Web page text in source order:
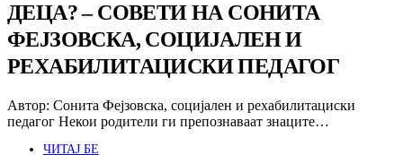
ДЕЦА? – СОВЕТИ НА СОНИТА
ФЕЈЗОВСКА, СОЦИЈАЛЕН И
РЕХАБИЛИТАЦИСКИ ПЕДАГОГ
Автор: Сонита Фејзовска, социјален и рехабилитациски
педагог Некои родители ги препознаваат знаците…
ЧИТАЈ БЕ